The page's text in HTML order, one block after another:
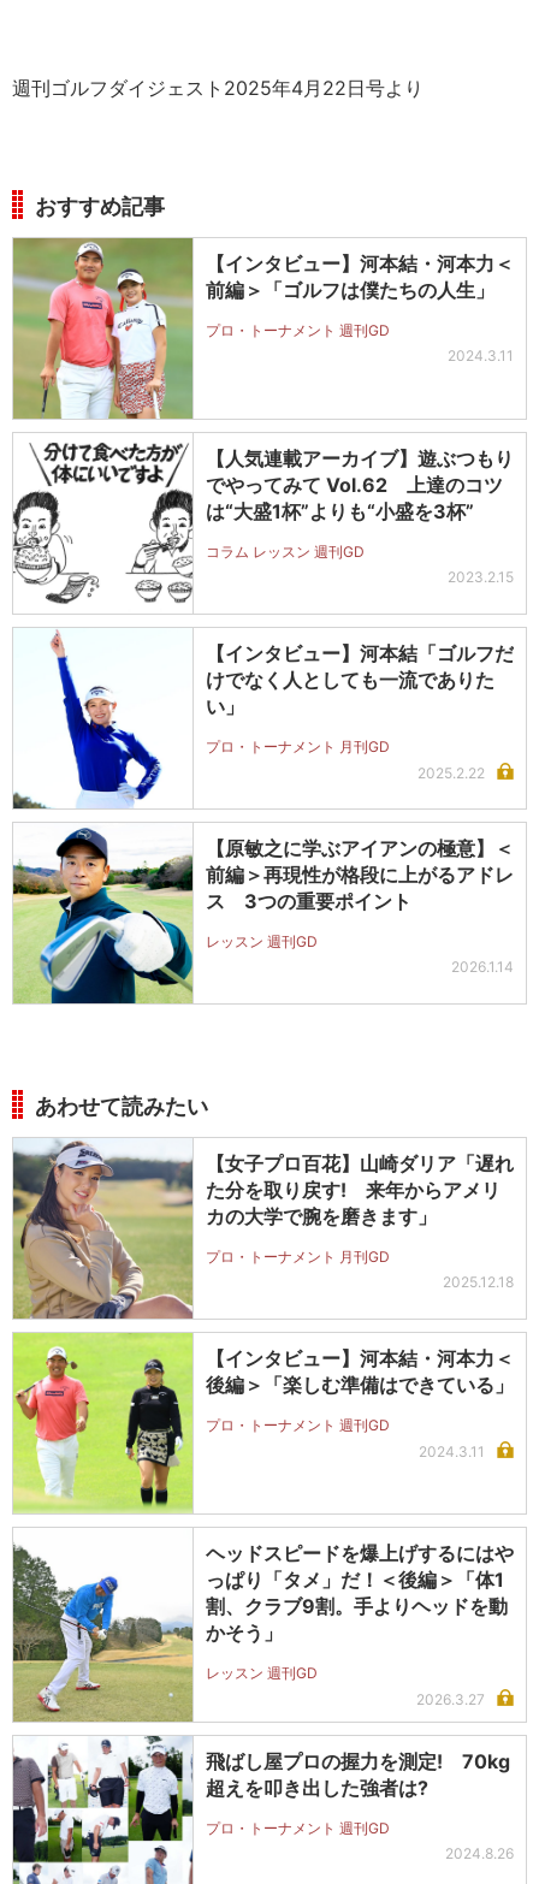
週刊ゴルフダイジェスト2025年4月22日号より
おすすめ記事
【インタビュー】河本結・河本力＜
前編＞「ゴルフは僕たちの人生」
プロ・トーナメント 週刊GD
2024.3.11
【人気連載アーカイブ】遊ぶつもり
でやってみて Vol.62 上達のコツ
は“大盛1杯”よりも“小盛を3杯”
コラム レッスン 週刊GD
2023.2.15
【インタビュー】河本結「ゴルフだ
けでなく人としても一流でありた
い」
プロ・トーナメント 月刊GD
2025.2.22
【原敏之に学ぶアイアンの極意】＜
前編＞再現性が格段に上がるアドレ
ス 3つの重要ポイント
レッスン 週刊GD
2026.1.14
あわせて読みたい
【女子プロ百花】山崎ダリア「遅れ
た分を取り戻す! 来年からアメリ
カの大学で腕を磨きます」
プロ・トーナメント 月刊GD
2025.12.18
【インタビュー】河本結・河本力＜
後編＞「楽しむ準備はできている」
プロ・トーナメント 週刊GD
2024.3.11
ヘッドスピードを爆上げするにはや
っぱり「タメ」だ！＜後編＞「体1
割、クラブ9割。手よりヘッドを動
かそう」
レッスン 週刊GD
2026.3.27
飛ばし屋プロの握力を測定! 70kg
超えを叩き出した強者は?
プロ・トーナメント 週刊GD
2024.8.26